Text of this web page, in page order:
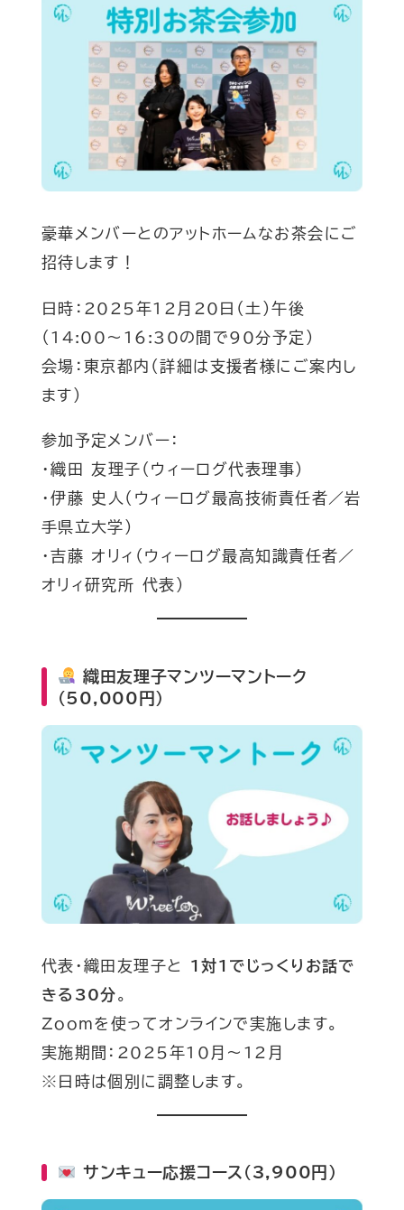
豪華メンバーとのアットホームなお茶会にご
招待します！
日時：2025年12月20日（土）午後
（14:00〜16:30の間で90分予定）
会場：東京都内（詳細は支援者様にご案内し
ます）
参加予定メンバー：
・織田 友理子（ウィーログ代表理事）
・伊藤 史人（ウィーログ最高技術責任者／岩
手県立大学）
・吉藤 オリィ（ウィーログ最高知識責任者／
オリィ研究所 代表）
織田友理子マンツーマントーク
（50,000円）
代表・織田友理子と 1対1でじっくりお話で
きる30分。
Zoomを使ってオンラインで実施します。
実施期間：2025年10月〜12月
※日時は個別に調整します。
サンキュー応援コース（3,900円）